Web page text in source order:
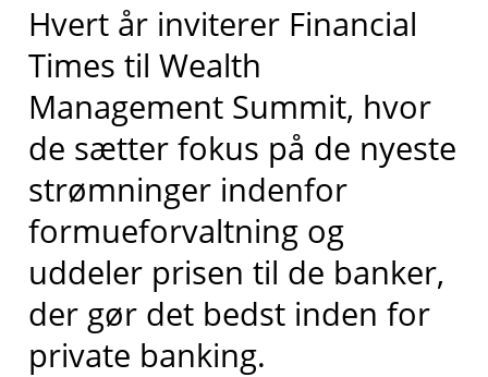
Hvert år inviterer Financial
Times til Wealth
Management Summit, hvor
de sætter fokus på de nyeste
strømninger indenfor
formueforvaltning og
uddeler prisen til de banker,
der gør det bedst inden for
private banking.